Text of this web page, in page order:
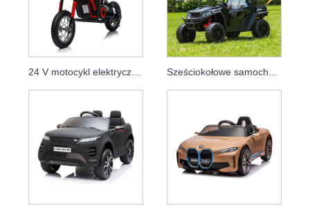
24 V motocykl elektryczny dla dzieci jeździk na samochodzie zabawki dla dzieci